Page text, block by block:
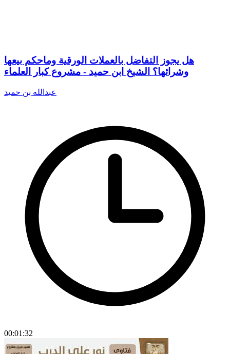
هل يجوز التفاضل بالعملات الورقية وماحكم بيعها
وشرائها؟ الشيخ ابن حميد - مشروع كبار العلماء
عبدالله بن حميد
00:01:32